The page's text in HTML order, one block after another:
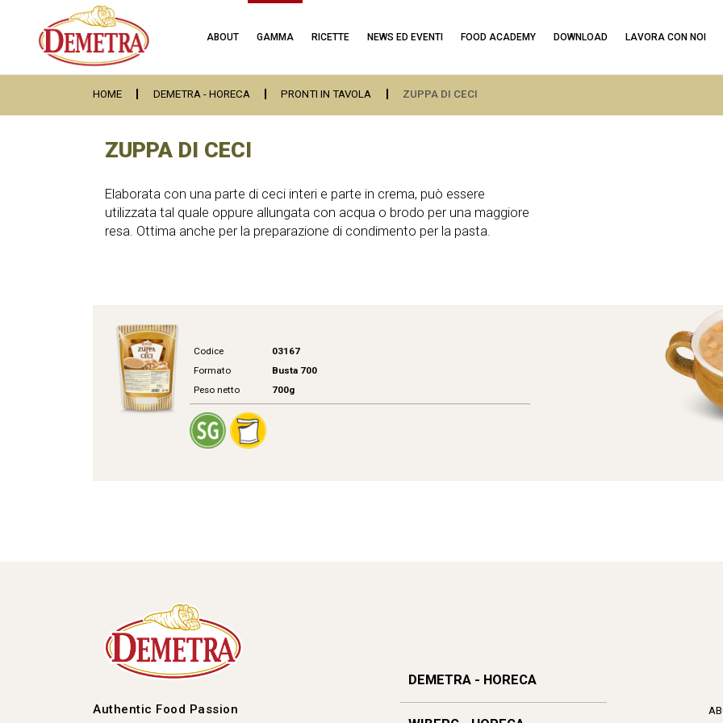
ABOUT GAMMA RICETTE NEWS ED EVENTI FOOD ACADEMY DOWNLOAD LAVORA CON NOI
HOME DEMETRA - HORECA PRONTI IN TAVOLA ZUPPA DI CECI
ZUPPA DI CECI
Elaborata con una parte di ceci interi e parte in crema, può essere
utilizzata tal quale oppure allungata con acqua o brodo per una maggiore
resa. Ottima anche per la preparazione di condimento per la pasta.
Codice
03167
Formato
Busta 700
Peso netto
700g
Authentic Food Passion
DEMETRA - HORECA